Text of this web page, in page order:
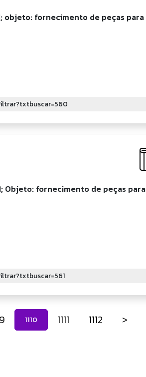
objeto: fornecimento de peças para
Objeto: fornecimento de peças para
1110 1111 1112 >